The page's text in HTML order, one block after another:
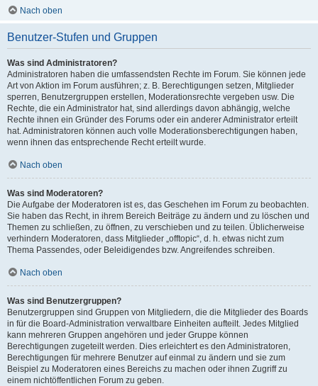
Nach oben
Benutzer-Stufen und Gruppen
Was sind Administratoren?
Administratoren haben die umfassendsten Rechte im Forum. Sie können jede
Art von Aktion im Forum ausführen; z. B. Berechtigungen setzen, Mitglieder
sperren, Benutzergruppen erstellen, Moderationsrechte vergeben usw. Die
Rechte, die ein Administrator hat, sind allerdings davon abhängig, welche
Rechte ihnen ein Gründer des Forums oder ein anderer Administrator erteilt
hat. Administratoren können auch volle Moderationsberechtigungen haben,
wenn ihnen das entsprechende Recht erteilt wurde.
Nach oben
Was sind Moderatoren?
Die Aufgabe der Moderatoren ist es, das Geschehen im Forum zu beobachten.
Sie haben das Recht, in ihrem Bereich Beiträge zu ändern und zu löschen und
Themen zu schließen, zu öffnen, zu verschieben und zu teilen. Üblicherweise
verhindern Moderatoren, dass Mitglieder „offtopic“, d. h. etwas nicht zum
Thema Passendes, oder Beleidigendes bzw. Angreifendes schreiben.
Nach oben
Was sind Benutzergruppen?
Benutzergruppen sind Gruppen von Mitgliedern, die die Mitglieder des Boards
in für die Board-Administration verwaltbare Einheiten aufteilt. Jedes Mitglied
kann mehreren Gruppen angehören und jeder Gruppe können
Berechtigungen zugeteilt werden. Dies erleichtert es den Administratoren,
Berechtigungen für mehrere Benutzer auf einmal zu ändern und sie zum
Beispiel zu Moderatoren eines Bereichs zu machen oder ihnen Zugriff zu
einem nichtöffentlichen Forum zu geben.